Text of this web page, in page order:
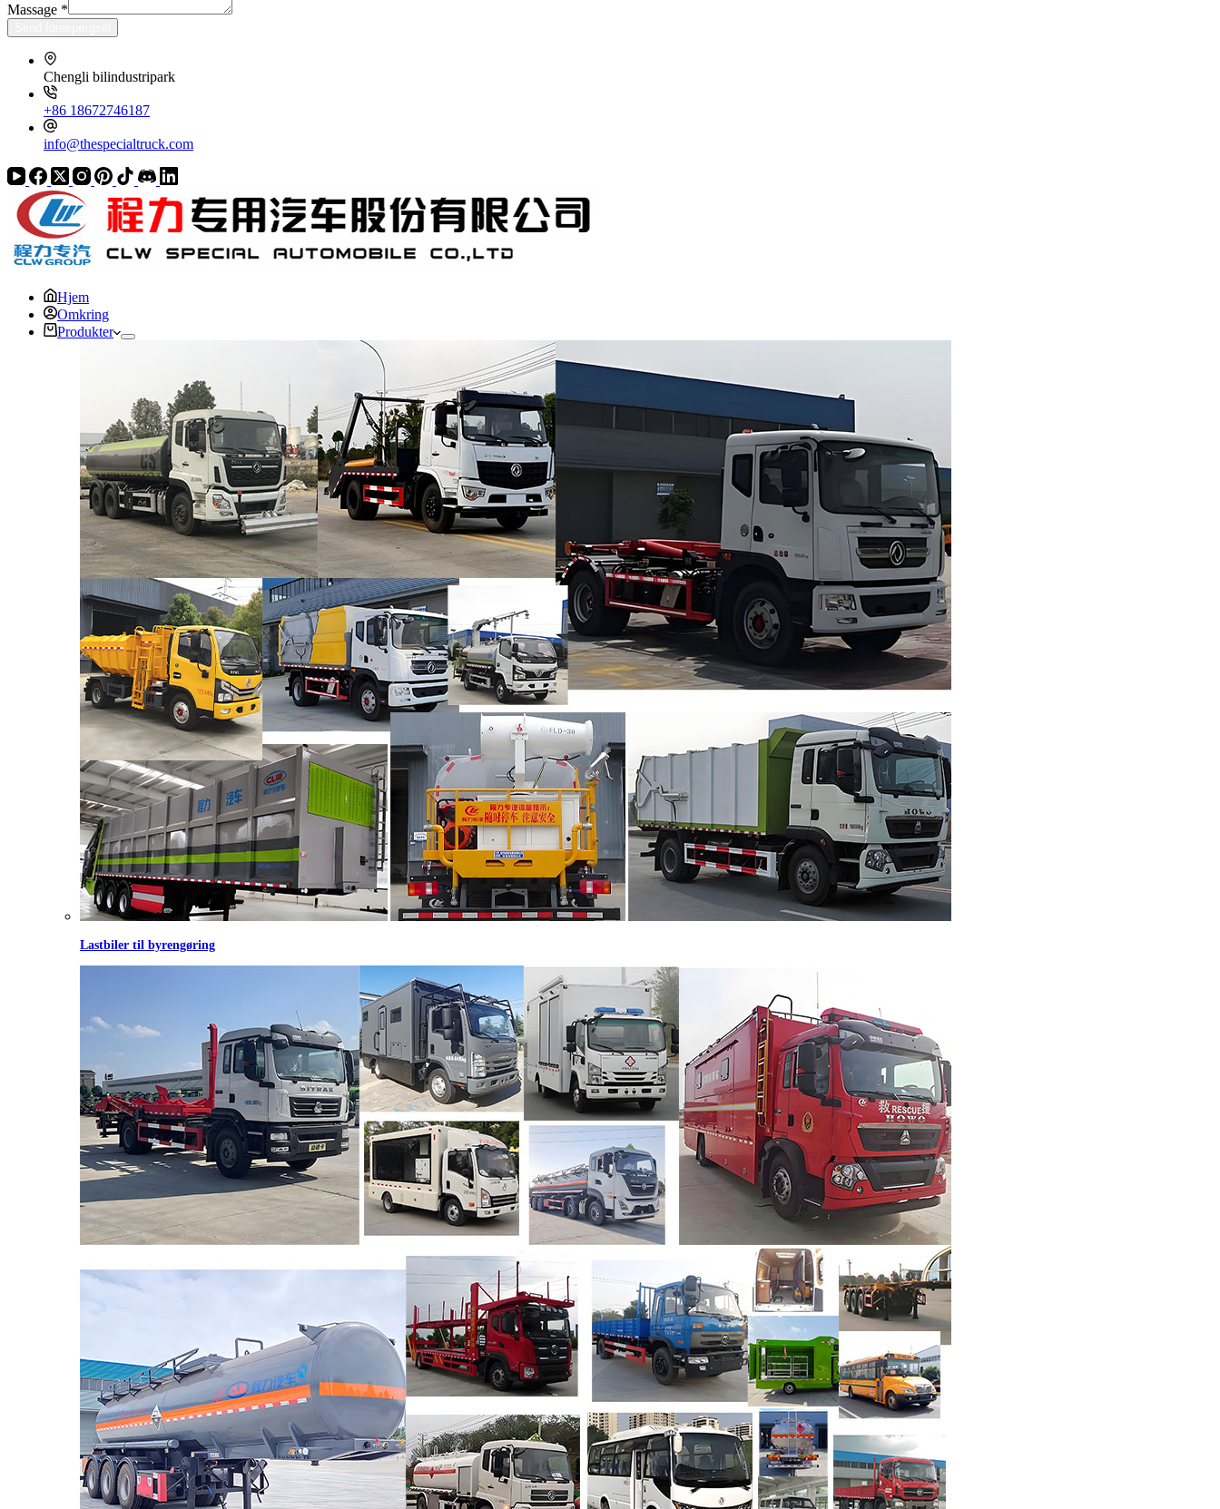
Massage *
Chengli bilindustripark
+86 18672746187
info@thespecialtruck.com
Hjem
Omkring
Produkter
Lastbiler til byrengøring